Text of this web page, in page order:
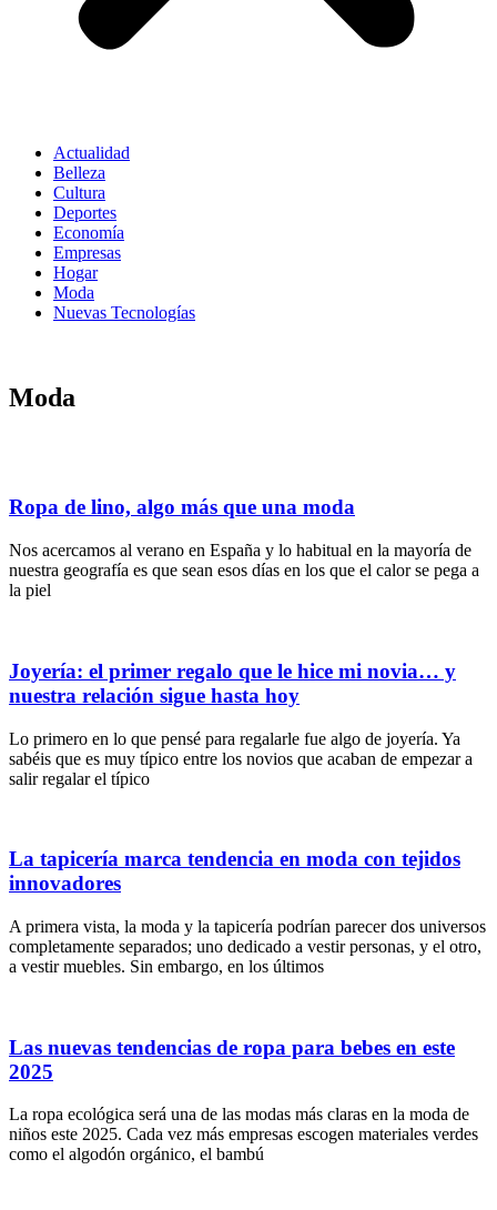
Actualidad
Belleza
Cultura
Deportes
Economía
Empresas
Hogar
Moda
Nuevas Tecnologías
Moda
Ropa de lino, algo más que una moda
Nos acercamos al verano en España y lo habitual en la mayoría de
nuestra geografía es que sean esos días en los que el calor se pega a
la piel
Joyería: el primer regalo que le hice mi novia… y
nuestra relación sigue hasta hoy
Lo primero en lo que pensé para regalarle fue algo de joyería. Ya
sabéis que es muy típico entre los novios que acaban de empezar a
salir regalar el típico
La tapicería marca tendencia en moda con tejidos
innovadores
A primera vista, la moda y la tapicería podrían parecer dos universos
completamente separados; uno dedicado a vestir personas, y el otro,
a vestir muebles. Sin embargo, en los últimos
Las nuevas tendencias de ropa para bebes en este
2025
La ropa ecológica será una de las modas más claras en la͏ moda de
niños este 2025.͏ Cada vez más empresas escogen materiales͏ verdes͏
como el algodón orgánico, el bambú